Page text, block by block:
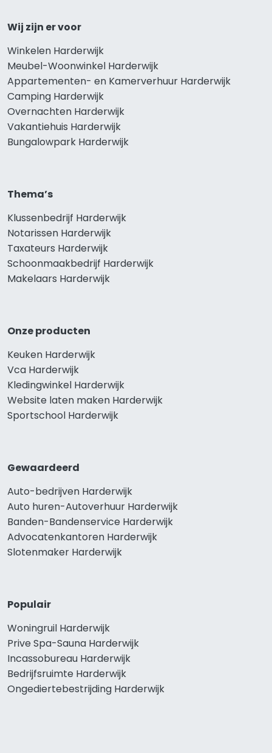
Wij zijn er voor
Winkelen Harderwijk
Meubel-Woonwinkel Harderwijk
Appartementen- en Kamerverhuur Harderwijk
Camping Harderwijk
Overnachten Harderwijk
Vakantiehuis Harderwijk
Bungalowpark Harderwijk
Thema’s
Klussenbedrijf Harderwijk
Notarissen Harderwijk
Taxateurs Harderwijk
Schoonmaakbedrijf Harderwijk
Makelaars Harderwijk
Onze producten
Keuken Harderwijk
Vca Harderwijk
Kledingwinkel Harderwijk
Website laten maken Harderwijk
Sportschool Harderwijk
Gewaardeerd
Auto-bedrijven Harderwijk
Auto huren-Autoverhuur Harderwijk
Banden-Bandenservice Harderwijk
Advocatenkantoren Harderwijk
Slotenmaker Harderwijk
Populair
Woningruil Harderwijk
Prive Spa-Sauna Harderwijk
Incassobureau Harderwijk
Bedrijfsruimte Harderwijk
Ongediertebestrijding Harderwijk